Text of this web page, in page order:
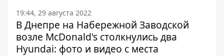
19:44, 29 августа 2022
В Днепре на Набережной Заводской
возле McDonald's столкнулись два
Hyundai: фото и видео с места